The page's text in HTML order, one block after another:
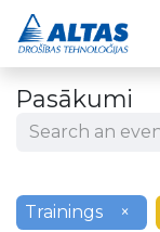
Pasākumi
Trainings ×